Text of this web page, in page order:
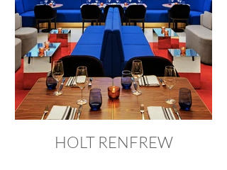
HOLT RENFREW